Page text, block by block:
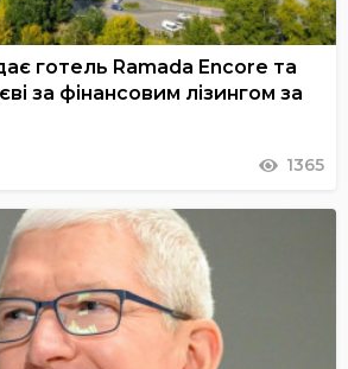
готель Ramada Encore та
за фінансовим лізингом за
1365